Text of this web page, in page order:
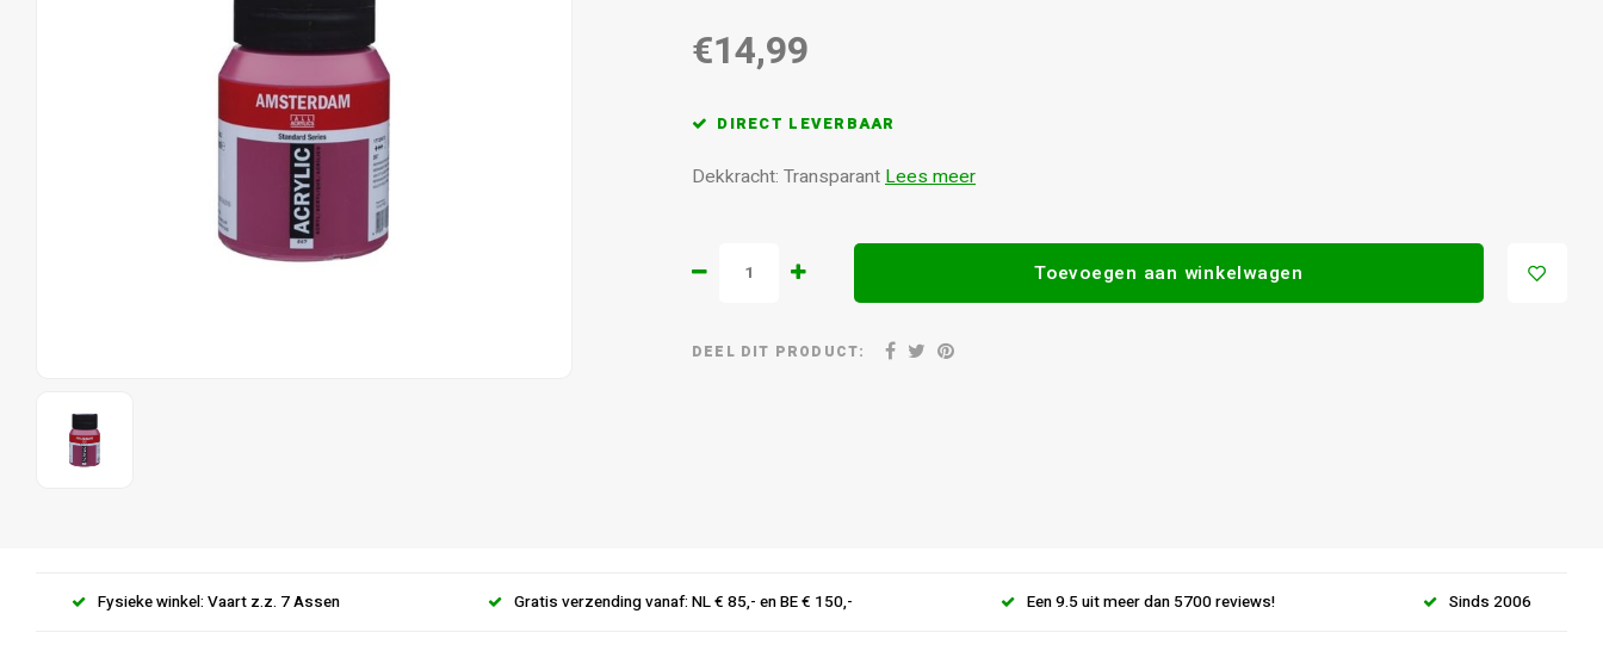
€14,99
DIRECT LEVERBAAR
Dekkracht: TransparantLees meer
Toevoegen aan winkelwagen
DEEL DIT PRODUCT:
Fysieke winkel: Vaart z.z. 7 Assen Gratis verzending vanaf: NL € 85,- en BE € 150,- Een 9.5 uit meer dan 5700 reviews! Sinds 2006